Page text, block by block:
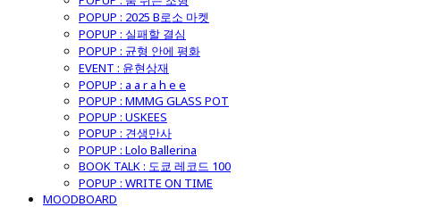
POPUP : 2025 B로소 마켓
POPUP : 실패할 결심
POPUP : 균형 안에 평화
EVENT : 윤현상재
POPUP : a a r a h e e
POPUP : MMMG GLASS POT
POPUP : USKEES
POPUP : 견생만사
POPUP : Lolo Ballerina
BOOK TALK : 도쿄 레코드 100
POPUP : WRITE ON TIME
MOODBOARD